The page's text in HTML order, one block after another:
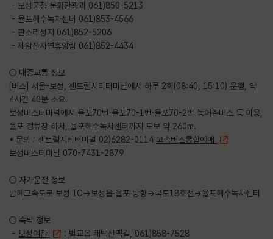
- 보성군청 문화관광과 061)850-5213
- 율포해수녹차센터 061)853-4566
- 판소리성지 061)852-5206
- 제암산자연휴양림 061)852-4434
○ 대중교통 정보
[버스] 서울-보성, 센트럴시티터미널에서 하루 2회(08:40, 15:10) 운행, 약
4시간 40분 소요.
보성버스터미널에서 율포70번·율포70-1번·율포70-2번 농어촌버스 등 이용,
율포 정류장 하차, 율포해수녹차센터까지 도보 약 260m.
* 문의 : 센트럴시티터미널 02)6282-0114 고속버스통합예매
보성버스터미널 070-7431-2879
○ 자가운전 정보
남해고속도로 보성 IC→보성읍·율포 방향→국도18호선→율포해수녹차센터
○ 숙박 정보
- 보성여관 : 벌교읍 태백산맥길, 061)858-7528